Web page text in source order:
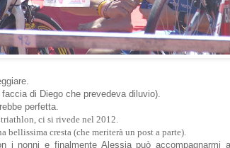
di Diego che prevedeva diluvio).
perfetta.
ci si rivede nel 2012.
bellissima cresta (che meriterà un post a parte).
i nonni e finalmente Alessia può accompagnarmi